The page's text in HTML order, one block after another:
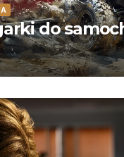
do